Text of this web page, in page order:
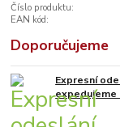
Číslo produktu:
EAN kód:
Doporučujeme
Expresní
expedujeme